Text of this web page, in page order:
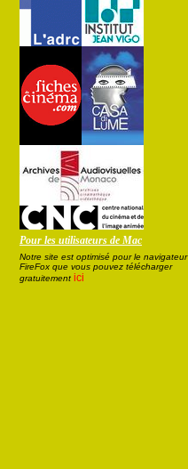
Pour les utilisateurs de Mac
Notre site est optimisé pour le navigateur
FireFox que vous pouvez télécharger
gratuitement ici